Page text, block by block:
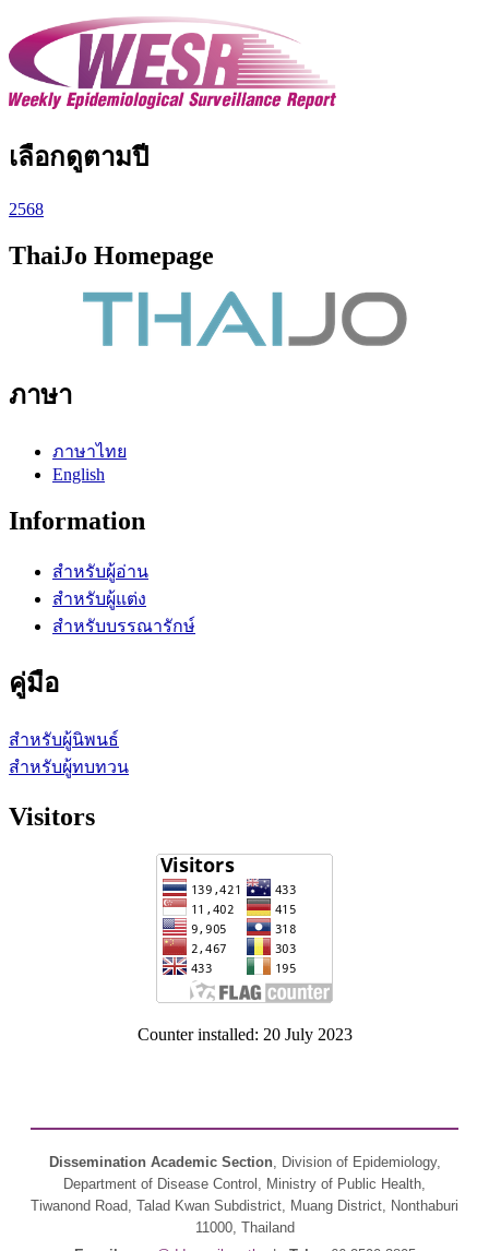
เลือกดูตามปี
2568
ThaiJo Homepage
ภาษา
ภาษาไทย
English
Information
สำหรับผู้อ่าน
สำหรับผู้แต่ง
สำหรับบรรณารักษ์
คู่มือ
สำหรับผู้นิพนธ์
สำหรับผู้ทบทวน
Visitors
Counter installed: 20 July 2023
Dissemination Academic Section, Division of Epidemiology,
Department of Disease Control, Ministry of Public Health,
Tiwanond Road, Talad Kwan Subdistrict, Muang District, Nonthaburi
11000, Thailand